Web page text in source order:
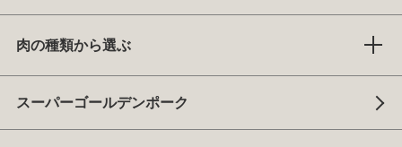
肉の種類から選ぶ
スーパーゴールデンポーク